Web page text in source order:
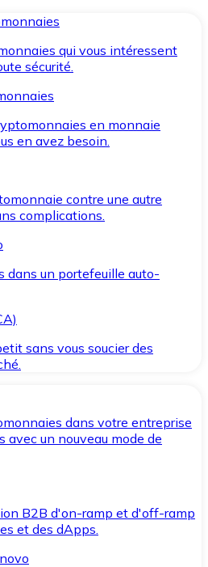
qui vous intéressent
sécurité.
en monnaie
en avez besoin.
contre une autre
complications.
dans un portefeuille auto-
sans vous soucier des
dans votre entreprise
avec un nouveau mode de
B2B d'on-ramp et d'off-ramp
et des dApps.